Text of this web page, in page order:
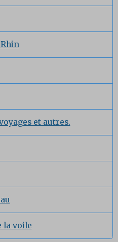
et autres.
la voile